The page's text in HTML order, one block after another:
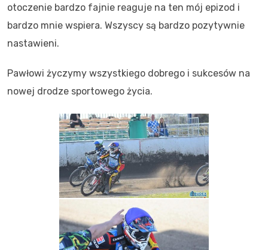
otoczenie bardzo fajnie reaguje na ten mój epizod i
bardzo mnie wspiera. Wszyscy są bardzo pozytywnie
nastawieni.
Pawłowi życzymy wszystkiego dobrego i sukcesów na
nowej drodze sportowego życia.